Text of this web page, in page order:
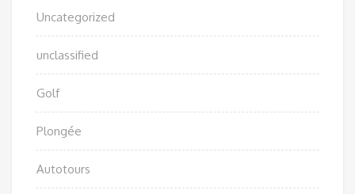
Uncategorized
unclassified
Golf
Plongée
Autotours